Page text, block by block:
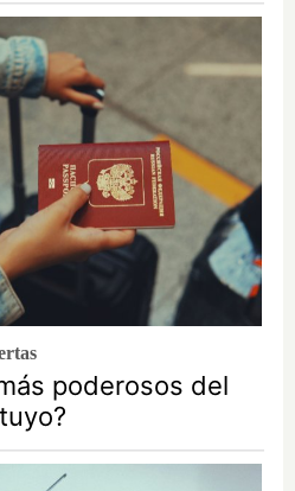
poderosos del